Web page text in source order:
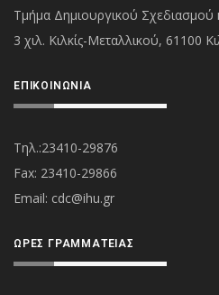
Τμήμα Δημιουργικού Σχεδιασμού
3 χιλ. Κιλκίς-Μεταλλικού, 61100
ΕΠΙΚΟΙΝΩΝΊΑ
Τηλ.:23410-29876
Fax: 23410-29866
Εmail: cdc@ihu.gr
ΏΡΕΣ ΓΡΑΜΜΑΤΕΊΑΣ